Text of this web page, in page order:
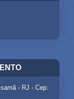
- RJ - Cep: